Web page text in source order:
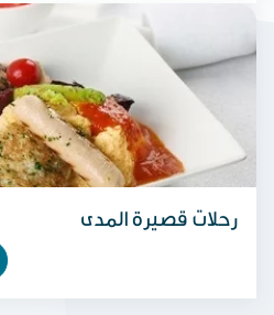
رحلات قصيرة المدى